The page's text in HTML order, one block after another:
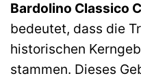
Bardolino Classico
bedeutet, dass die
historischen
stammen. Dieses